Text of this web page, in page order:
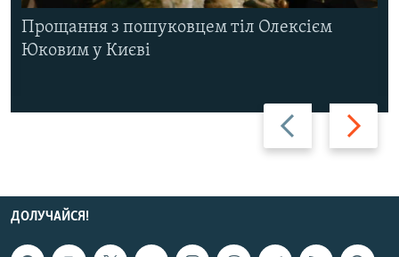
Назад Вперед
Прощання з пошуковцем тіл Олексієм
Юковим у Києві
ДОЛУЧАЙСЯ!